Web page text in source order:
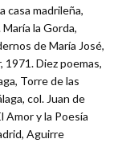
casa madrileña,
la Gorda,
de María José,
1971. Diez poemas,
Torre de las
col. Juan de
Amor y la Poesía
Aguirre